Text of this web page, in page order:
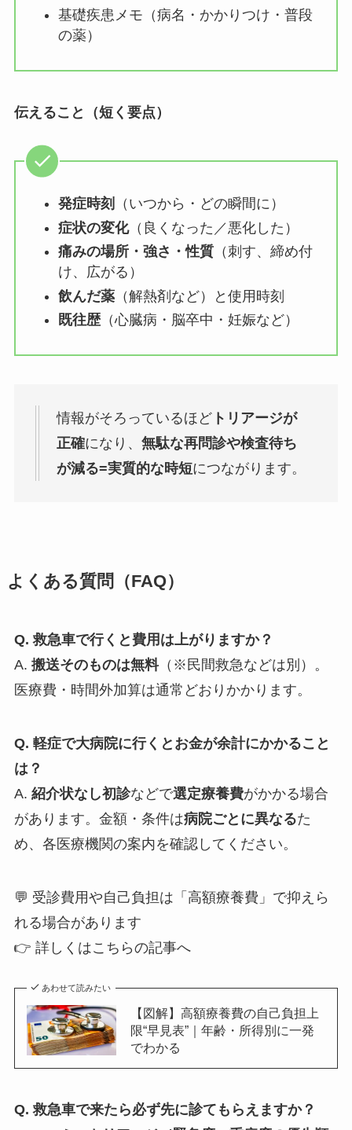
基礎疾患メモ（病名・かかりつけ・普段
の薬）
伝えること（短く要点）
発症時刻
（いつから・どの瞬間に）
症状の変化（良くなった／悪化した）
痛みの場所・強さ・性質（刺す、締め付
け、広がる）
飲んだ薬（解熱剤など）と使用時刻
既往歴（心臓病・脳卒中・妊娠など）
情報がそろっているほどトリアージが
正確になり、 無駄な再問診や検査待ち
が減る=実質的な時短につながります。
よくある質問（FAQ）
Q. 救急車で行くと費用は上がりますか？
A. 搬送そのものは無料（※民間救急などは別）。
医療費・時間外加算は通常どおりかかります。
Q. 軽症で大病院に行くとお金が余計にかかること
は？
A. 紹介状なし初診などで選定療養費がかかる場合
があります。金額・条件は病院ごとに異なるた
め、各医療機関の案内を確認してください。
💬 受診費用や自己負担は「高額療養費」で抑えら
れる場合があります
👉 詳しくはこちらの記事へ
あわせて読みたい
【図解】高額療養費の自己負担上
限“早見表”｜年齢・所得別に一発
でわかる
Q. 救急車で来たら必ず先に診てもらえますか？